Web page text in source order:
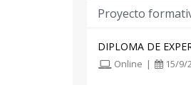
El alumno
académico y un
correo
Proyecto
DIPLOMA DE
Online | 15/9/